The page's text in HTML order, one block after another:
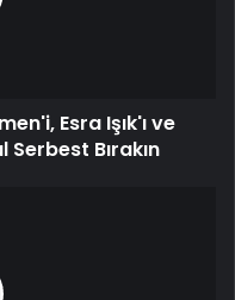
Esra Işık'ı ve
Bırakın